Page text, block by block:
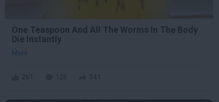
One Teaspoon And All The Worms In The Body
Die Instantly
More